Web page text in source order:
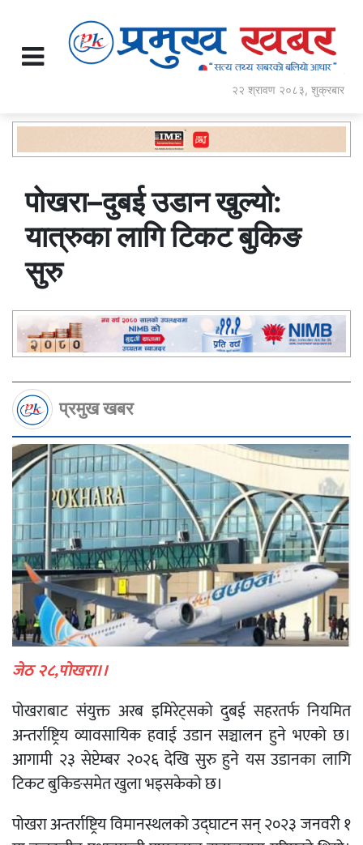
२२ श्रावण २०८३, शुक्रबार
पोखरा–दुबई उडान खुल्यो:
यात्रुका लागि टिकट बुकिङ
सुरु
प्रमुख खबर
जेठ २८,पोखरा।।
पोखराबाट संयुक्त अरब इमिरेट्सको दुबई सहरतर्फ नियमित
अन्तर्राष्ट्रिय व्यावसायिक हवाई उडान सञ्चालन हुने भएको छ।
आगामी २३ सेप्टेम्बर २०२६ देखि सुरु हुने यस उडानका लागि
टिकट बुकिङसमेत खुला भइसकेको छ।
पोखरा अन्तर्राष्ट्रिय विमानस्थलको उद्घाटन सन् २०२३ जनवरी १